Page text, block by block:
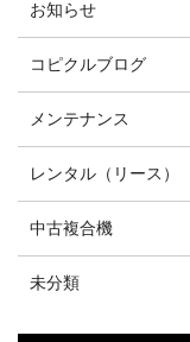
お知らせ
コピクルブログ
メンテナンス
レンタル（リース）
中古複合機
未分類